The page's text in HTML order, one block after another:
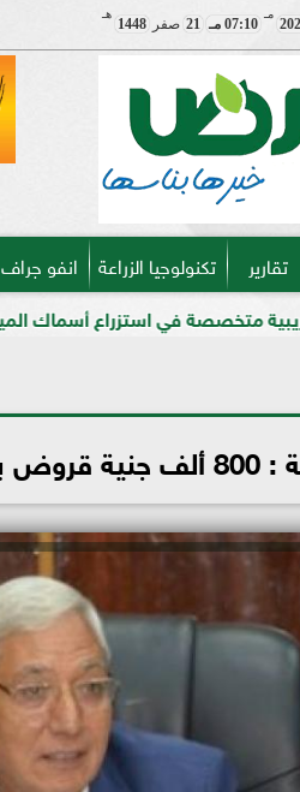
مـ
07:10 مـ 21 صفر1448
هـ
تقارير تكنولوجيا الزراعة انفو جراف
أسماك المياه العذبة
الشباب